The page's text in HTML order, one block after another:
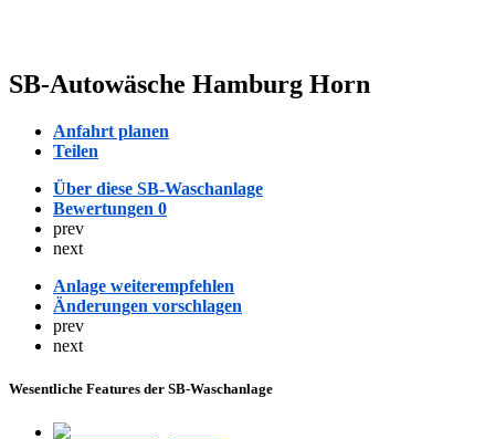
SB-Autowäsche Hamburg Horn
Anfahrt planen
Teilen
Über diese SB-Waschanlage
Bewertungen 0
prev
next
Anlage weiterempfehlen
Änderungen vorschlagen
prev
next
Wesentliche Features der SB-Waschanlage